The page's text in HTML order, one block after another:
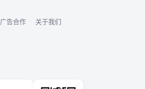
广告合作 · 关于我们